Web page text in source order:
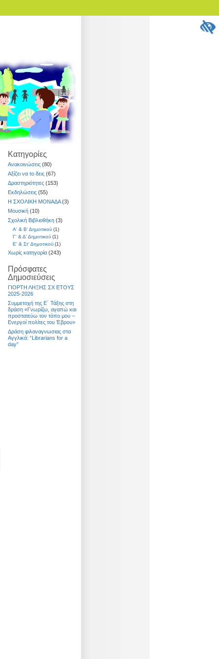
Kατηγορίες
Ανακοινώσεις (80)
Αξίζει να το δεις (67)
Δραστηριότητες (153)
Εκδηλώσεις (55)
Η ΣΧΟΛΙΚΗ ΜΟΝΑΔΑ(3)
Μουσική (10)
Σχολική Βιβλιοθήκη (3)
Α' & Β' Δημοτικού (1)
Γ' & Δ' Δημοτικού (1)
Ε' & Στ' Δημοτικού (1)
Χωρίς κατηγορία (243)
Πρόσφατες
Δημοσιεύσεις
ΓΙΟΡΤΗ ΛΗΞΗΣ ΣΧ ΕΤΟΥΣ
2025-2026
Συμμετοχή της Ε΄ Τάξης στη
δράση «Γνωρίζω, αγαπώ και
προστατεύω τον τόπο μου –
Ενεργοί πολίτες του Έβρου»
Δράση φιλαναγνωσιας στα
Αγγλικά: “Librarians for a
day”